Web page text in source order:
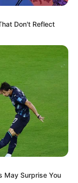
Don't Reflect
May Surprise You